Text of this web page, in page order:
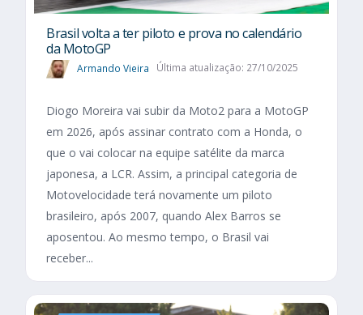
Brasil volta a ter piloto e prova no calendário
da MotoGP
Armando Vieira Última atualização: 27/10/2025
Diogo Moreira vai subir da Moto2 para a MotoGP
em 2026, após assinar contrato com a Honda, o
que o vai colocar na equipe satélite da marca
japonesa, a LCR. Assim, a principal categoria de
Motovelocidade terá novamente um piloto
brasileiro, após 2007, quando Alex Barros se
aposentou. Ao mesmo tempo, o Brasil vai
receber...